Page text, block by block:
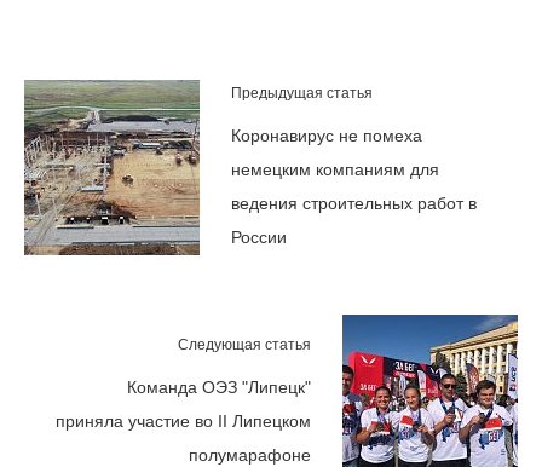
Предыдущая статья
Коронавирус не помеха
немецким компаниям для
ведения строительных работ в
России
Следующая статья
Команда ОЭЗ "Липецк"
приняла участие во II Липецком
полумарафоне